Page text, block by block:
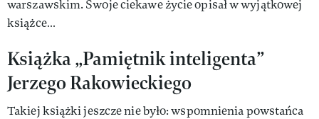
warszawskim. Swoje ciekawe życie opisał w wyjątkowej
książce…
Książka „Pamiętnik inteligenta”
Jerzego Rakowieckiego
Takiej książki jeszcze nie było: wspomnienia powstańca